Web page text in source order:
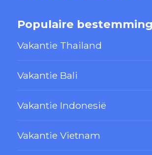
Populaire
Vakantie Thailand
Vakantie Bali
Vakantie Indonesië
Vakantie Vietnam